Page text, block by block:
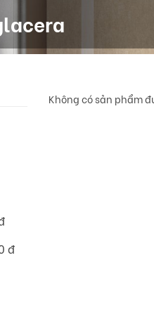
đ
Không có sản phẩm